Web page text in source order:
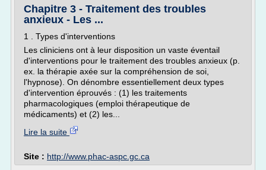
Chapitre 3 - Traitement des troubles
anxieux - Les ...
1 . Types d'interventions
Les cliniciens ont à leur disposition un vaste éventail
d'interventions pour le traitement des troubles anxieux (p.
ex. la thérapie axée sur la compréhension de soi,
l'hypnose). On dénombre essentiellement deux types
d'intervention éprouvés : (1) les traitements
pharmacologiques (emploi thérapeutique de
médicaments) et (2) les...
Lire la suite
Site : http://www.phac-aspc.gc.ca